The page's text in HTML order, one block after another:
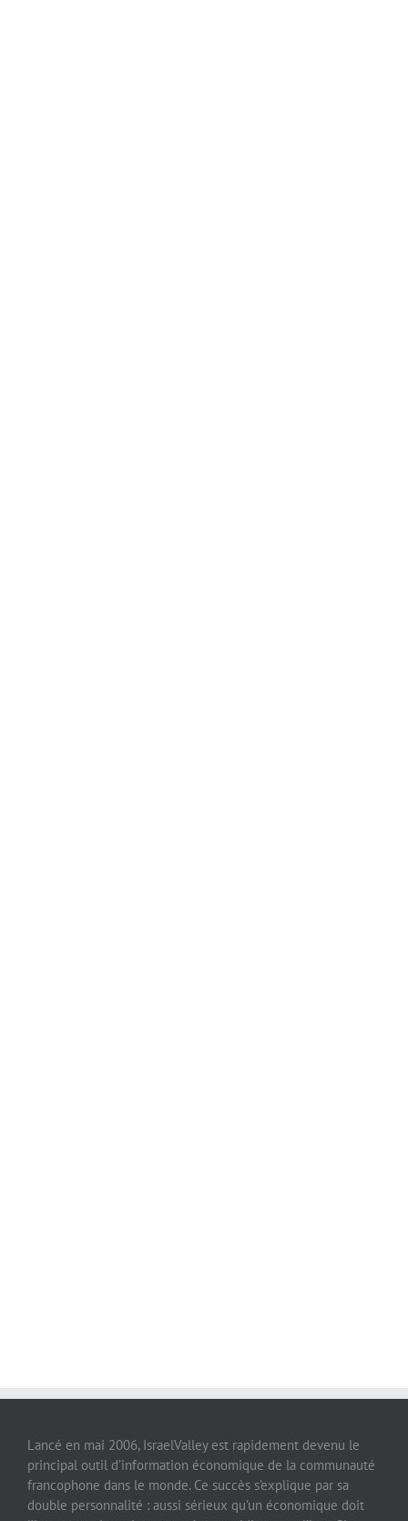
Lancé en mai 2006, IsraelValley est rapidement devenu le
principal outil d’information économique de la communauté
francophone dans le monde. Ce succès s’explique par sa
double personnalité : aussi sérieux qu’un économique doit